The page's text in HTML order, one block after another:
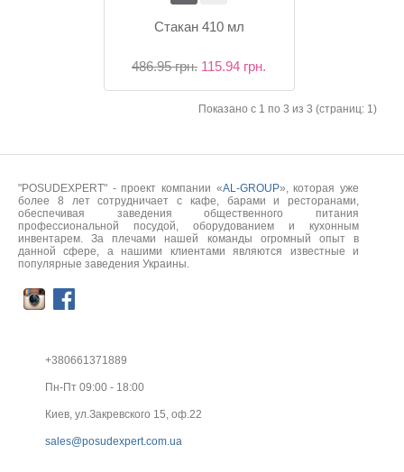
Стакан 410 мл
486.95 грн. 115.94 грн.
Показано с 1 по 3 из 3 (страниц: 1)
"POSUDEXPERT" - проект компании «AL-GROUP», которая уже
более 8 лет сотрудничает с кафе, барами и ресторанами,
обеспечивая заведения общественного питания
профессиональной посудой, оборудованием и кухонным
инвентарем. За плечами нашей команды огромный опыт в
данной сфере, а нашими клиентами являются известные и
популярные заведения Украины.
+380661371889
Пн-Пт 09:00 - 18:00
Киев, ул.Закревского 15, оф.22
sales@posudexpert.com.ua